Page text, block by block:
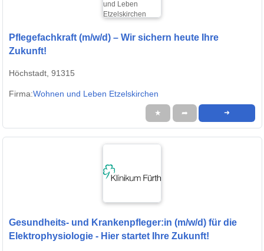
Pflegefachkraft (m/w/d) – Wir sichern heute Ihre
Zukunft!
Höchstadt, 91315
Firma:Wohnen und Leben Etzelskirchen
★ ➦ ➜
Gesundheits- und Krankenpfleger:in (m/w/d) für die
Elektrophysiologie - Hier startet Ihre Zukunft!